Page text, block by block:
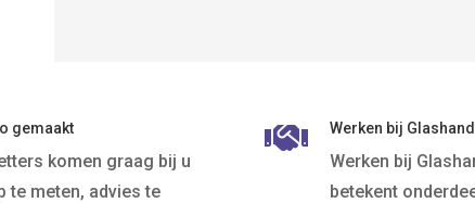
gemaakt
komen graag bij u
te meten, advies te
 Werken bij
Werken bij
betekent